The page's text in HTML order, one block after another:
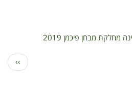
מבחן פיכמן 2019
הדף
הבא
››